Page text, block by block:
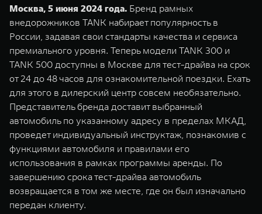
WEY 07
Расширяя границы комфорта
от 6 149 000 ₽
WEY 05
Эстетика
Москва, 5 июня 2024 года. Бренд рамных
внедорожников TANK набирает популярность в
России, задавая свои стандарты качества и сервиса
премиального уровня. Теперь модели TANK 300 и
TANK 500 доступны в Москве для тест-драйва на срок
от 24 до 48 часов для ознакомительной поездки. Ехать
для этого в дилерский центр совсем необязательно.
Представитель бренда доставит выбранный
автомобиль по указанному адресу в пределах МКАД,
проведет индивидуальный инструктаж, познакомив с
функциями автомобиля и правилами его
использования в рамках программы аренды. По
завершению срока тест-драйва автомобиль
возвращается в том же месте, где он был изначально
передан клиенту.